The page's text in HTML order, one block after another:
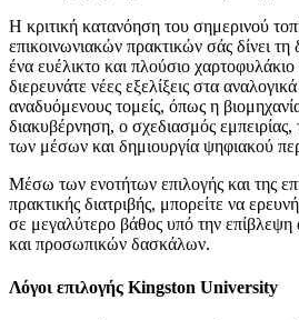
Η κριτική κατανόηση του σημερινού
επικοινωνιακών πρακτικών σάς δίνει τη
ένα ευέλικτο και πλούσιο
διερευνάτε νέες εξελίξεις στα
αναδυόμενους τομείς, όπως η
διακυβέρνηση, ο σχεδιασμός
των μέσων και δημιουργία ψηφιακού
Μέσω των ενοτήτων επιλογής και της
πρακτικής διατριβής, μπορείτε να
σε μεγαλύτερο βάθος υπό την
και προσωπικών δασκάλων.
Λόγοι επιλογής Kingston University